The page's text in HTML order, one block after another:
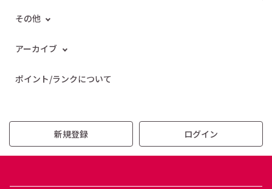
その他
アーカイブ
ポイント/ランクについて
新規登録 ログイン